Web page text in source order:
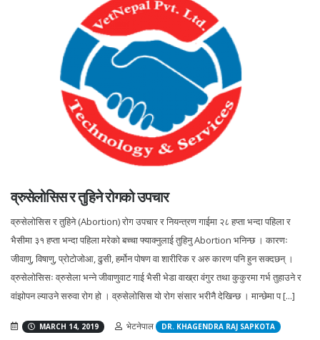
व्रुसेलोसिस र तुहिने रोगको उपचार
व्रुसेलोसिस र तुहिने (Abortion) रोग उपचार र नियन्त्रण गाईमा २८ हप्ता भन्दा पहिला र
भैसीमा ३१ हप्ता भन्दा पहिला मरेको बच्चा फ्याक्नुलाई तुहिनु Abortion भनिन्छ । कारणः
जीवाणु, विषाणु, प्रोटोजोआ, ढुसी, हर्मोन पोषण वा शारीरिक र अरु कारण पनि हुन सक्दछन् ।
व्रुसेलोसिसः व्रुसेला भन्ने जीवाणुवाट गाई भैसी भेडा वाख्रा वंगुर तथा कुकुरमा गर्भ तुहाउने र
वांझोपन ल्याउने सरुवा रोग हो । व्रुसेलोसिस यो रोग संसार भरीनै देखिन्छ । मान्छेमा प [...]
MARCH 14, 2019 भेटनेपाल DR. KHAGENDRA RAJ SAPKOTA